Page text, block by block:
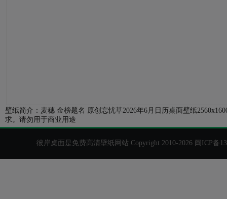
壁纸简介：麦穗 金榜题名 原创忘忧草2026年6月日历桌面壁纸
求。请勿用于商业用途
彼岸桌面是免费高清壁纸网站 Copyright 2010-2026 闽ICP备